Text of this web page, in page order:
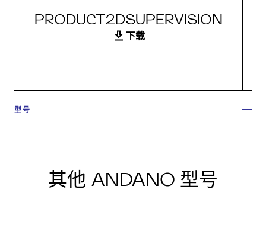
PRODUCT2DSUPERVISION
下载
型号
其他 ANDANO 型号